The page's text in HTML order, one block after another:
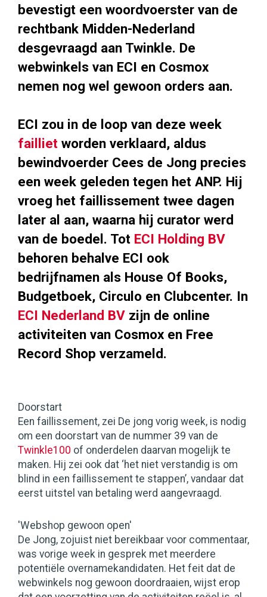
bevestigt een woordvoerster van de
rechtbank Midden-Nederland
desgevraagd aan Twinkle. De
webwinkels van ECI en Cosmox
nemen nog wel gewoon orders aan.
ECI zou in de loop van deze week
failliet worden verklaard, aldus
bewindvoerder Cees de Jong precies
een week geleden tegen het ANP. Hij
vroeg het faillissement twee dagen
later al aan, waarna hij curator werd
van de boedel. Tot ECI Holding BV
behoren behalve ECI ook
bedrijfnamen als House Of Books,
Budgetboek, Circulo en Clubcenter. In
ECI Nederland BV zijn de online
activiteiten van Cosmox en Free
Record Shop verzameld.
Doorstart
Een faillissement, zei De jong vorig week, is nodig
om een doorstart van de nummer 39 van de
Twinkle100 of onderdelen daarvan mogelijk te
maken. Hij zei ook dat ‘het niet verstandig is om
blind in een faillissement te stappen’, vandaar dat
eerst uitstel van betaling werd aangevraagd.
'Webshop gewoon open'
De Jong, zojuist niet bereikbaar voor commentaar,
was vorige week in gesprek met meerdere
potentiële overnamekandidaten. Het feit dat de
webwinkels nog gewoon doordraaien, wijst erop